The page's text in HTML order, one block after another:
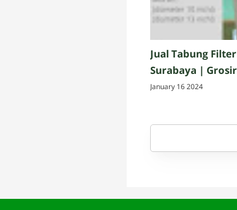
Jual Tabung
Surabaya |
Filter Air di
January 16 2024